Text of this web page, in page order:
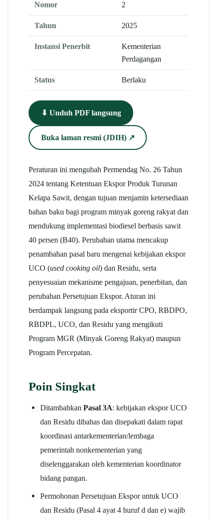
Nomor 2
Tahun 2025
Instansi Penerbit
Kementerian
Perdagangan
Status Berlaku
⬇ Unduh PDF langsung
Buka laman resmi (JDIH) ↗
Peraturan ini mengubah Permendag No. 26 Tahun
2024 tentang Ketentuan Ekspor Produk Turunan
Kelapa Sawit, dengan tujuan menjamin ketersediaan
bahan baku bagi program minyak goreng rakyat dan
mendukung implementasi biodiesel berbasis sawit
40 persen (B40). Perubahan utama mencakup
penambahan pasal baru mengenai kebijakan ekspor
UCO (used cooking oil) dan Residu, serta
penyesuaian mekanisme pengajuan, penerbitan, dan
perubahan Persetujuan Ekspor. Aturan ini
berdampak langsung pada eksportir CPO, RBDPO,
RBDPL, UCO, dan Residu yang mengikuti
Program MGR (Minyak Goreng Rakyat) maupun
Program Percepatan.
Poin Singkat
DitambahkanPasal 3A: kebijakan ekspor UCO
dan Residu dibahas dan disepakati dalam rapat
koordinasi antarkementerian/lembaga
pemerintah nonkementerian yang
diselenggarakan oleh kementerian koordinator
bidang pangan.
Permohonan Persetujuan Ekspor untuk UCO
dan Residu (Pasal 4 ayat 4 huruf d dan e) wajib